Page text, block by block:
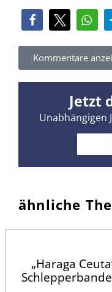
Kommentare
Jetzt
Unabhängigen
ähnliche
„Haraga